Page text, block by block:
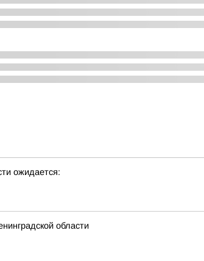
ожидается:
области